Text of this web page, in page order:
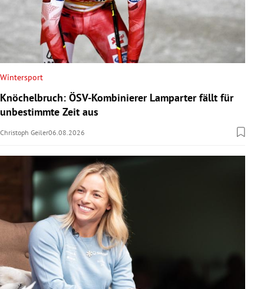
Wintersport
Knöchelbruch: ÖSV-Kombinierer Lamparter fällt für
unbestimmte Zeit aus
Christoph Geiler06.08.2026